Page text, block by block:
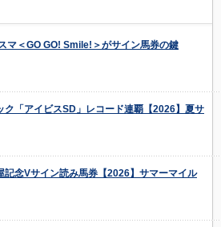
マ＜GO GO! Smile!＞がサイン馬券の鍵
ク「アイビスSD」レコード連覇【2026】夏サ
記念Vサイン読み馬券【2026】サマーマイル